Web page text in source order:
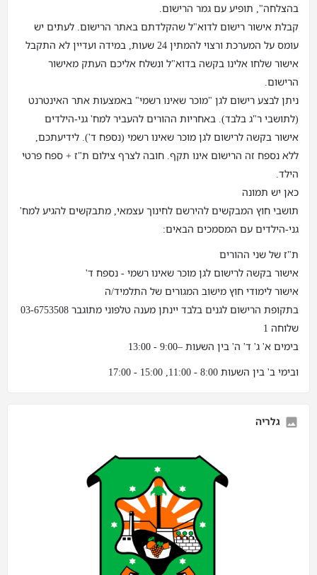
בהצלחה", תופיע עם גמר הרישום.
קבלת אישור רישום לדוא"ל שהקלדתם באתר הרישום. לעתים יש
עומס על המערכת ורצוי להמתין 24 שעות, במידה ועדיין לא התקבל
אישור שלחו אלינו בקשה בדוא"ל ונשלח אליכם העתק מאישור
הרישום.
ניתן לבצע רישום לגן "מוכר שאינו רשמי" באמצעות אתר האינטרנט
(לתושבי ר"ג בלבד). באחריות ההורים להעביר למח' גני-הילדים
אישור בקשה לרישום לגן מוכר שאינו רשמי (נספח ד'). לידיעתכם,
ללא נספח זה הרישום אינו תקף. חובה לצרף צילום ת"ז + ספח פרטי
הילד.
כאן יש תמונה
תושבי חוץ המבקשים להירשם לחינוך עצמאי, מתבקשים להגיע למח'
גני-הילדים עם המסמכים הבאים:
ת"ז של שני ההורים
אישור בקשה לרישום לגן מוכר שאינו רשמי - נספח ד'
אישור לימודי חוץ מישוב המגורים של התלמיד/ה
בתקופת הרישום לגנים בלבד יינתן מענה טלפוני מתוגבר 03-6753508
שלוחה 1
בימים א' ג' ד' ה' בין השעות –9:00 - 13:00
ובימי ב' בין השעות 8:00 - 11:00, 15:00 - 17:00
גלריה